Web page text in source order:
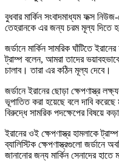
বুধবার মার্কিন সংবাদমাধ্যম ফক্স
তেহরানকে এর জন্য চরম মূল্য দিতে
জর্ডানে মার্কিন সামরিক ঘাঁটিতে
ট্রাম্প বলেন, আমরা তাদের
চালাব। তারা এর কঠিন মূল্য দেবে।
জর্ডানে ইরানের ছোড়া ক্ষেপণাস্ত্র
ভূপাতিত করা হয়েছে বলে দাবি করেছে
বিরুদ্ধে সামরিক পদক্ষেপের বিষয়ে
ইরানের ওই ক্ষেপণাস্ত্র হামলাকে
ব্যালিস্টিক ক্ষেপণাস্ত্রগুলো জর্ডানে
জানানোর জন্য মার্কিন সেনাদের